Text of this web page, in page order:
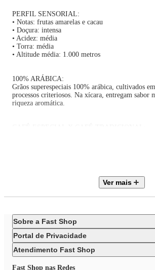
PERFIL SENSORIAL:
• Notas: frutas amarelas e cacau
• Doçura: intensa
• Acidez: média
• Torra: média
• Altitude média: 1.000 metros
100% ARÁBICA:
Grãos superespeciais 100% arábica, cultivados
processos criteriosos. Na xícara, entregam sabor
riqueza aromática.
Ver mais
Sobre a Fast Shop
Portal de Privacidade
Atendimento Fast Shop
Fast Shop nas Redes